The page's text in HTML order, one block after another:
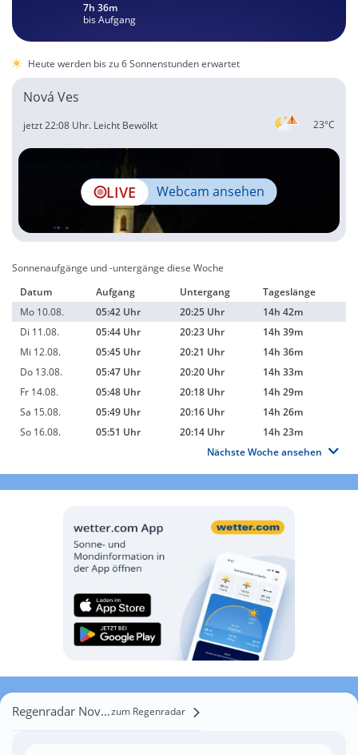
7h 36m
bis Aufgang
Heute werden bis zu 6 Sonnenstunden erwartet
Nová Ves
23°C
jetzt 22:08 Uhr. Leicht Bewölkt
LIVE Webcam ansehen
Sonnenaufgänge und -untergänge diese Woche
Datum
Aufgang Untergang
Tageslänge
Mo 10.08.
05:42 Uhr 20:25 Uhr
14h 42m
Di 11.08.
05:44 Uhr 20:23 Uhr
14h 39m
Mi 12.08.
05:45 Uhr 20:21 Uhr
14h 36m
Do 13.08.
05:47 Uhr 20:20 Uhr
14h 33m
Fr 14.08.
05:48 Uhr 20:18 Uhr
14h 29m
Sa 15.08.
05:49 Uhr 20:16 Uhr
14h 26m
So 16.08.
05:51 Uhr 20:14 Uhr
14h 23m
Nächste Woche ansehen
Regenradar Nová Veszum Regenradar